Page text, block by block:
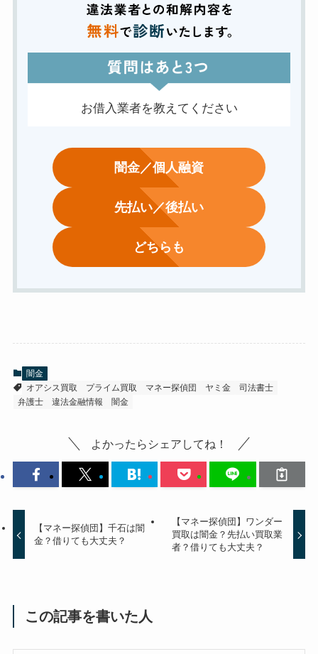
お借入業者を教えてください
闇金／個人融資
先払い／後払い
どちらも
闇金
オアシス買取
プライム買取 マネー探偵団 ヤミ金
司法書士
弁護士
違法金融情報 闇金
よかったらシェアしてね！
【マネー探偵団】千石は闇
金？借りても大丈夫？
【マネー探偵団】ワンダー
買取は闇金？先払い買取業
者？借りても大丈夫？
この記事を書いた人